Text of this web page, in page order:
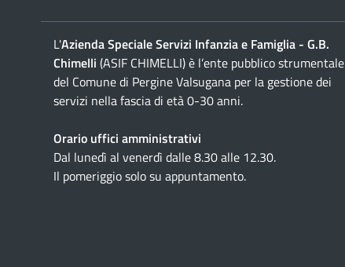
L'Azienda Speciale Servizi Infanzia e Famiglia - G.B.
Chimelli (ASIF CHIMELLI) è l’ente pubblico strumentale
del Comune di Pergine Valsugana per la gestione dei
servizi nella fascia di età 0-30 anni.
Orario uffici amministrativi
Dal lunedì al venerdì dalle 8.30 alle 12.30.
Il pomeriggio solo su appuntamento.